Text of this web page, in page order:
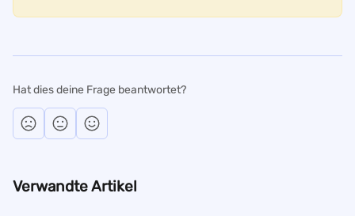
Hat dies deine Frage beantwortet?
Verwandte Artikel